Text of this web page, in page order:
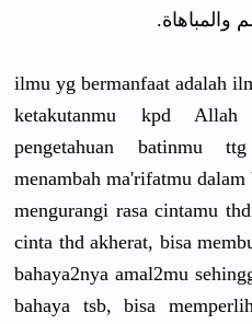
والمباهاة.
ilmu yg bermanfaat adalah
ketakutanmu kpd Allah
pengetahuan batinmu
menambah ma'rifatmu
mengurangi rasa cintamu
cinta thd akherat, bisa
bahaya2nya amal2mu
bahaya tsb, bisa